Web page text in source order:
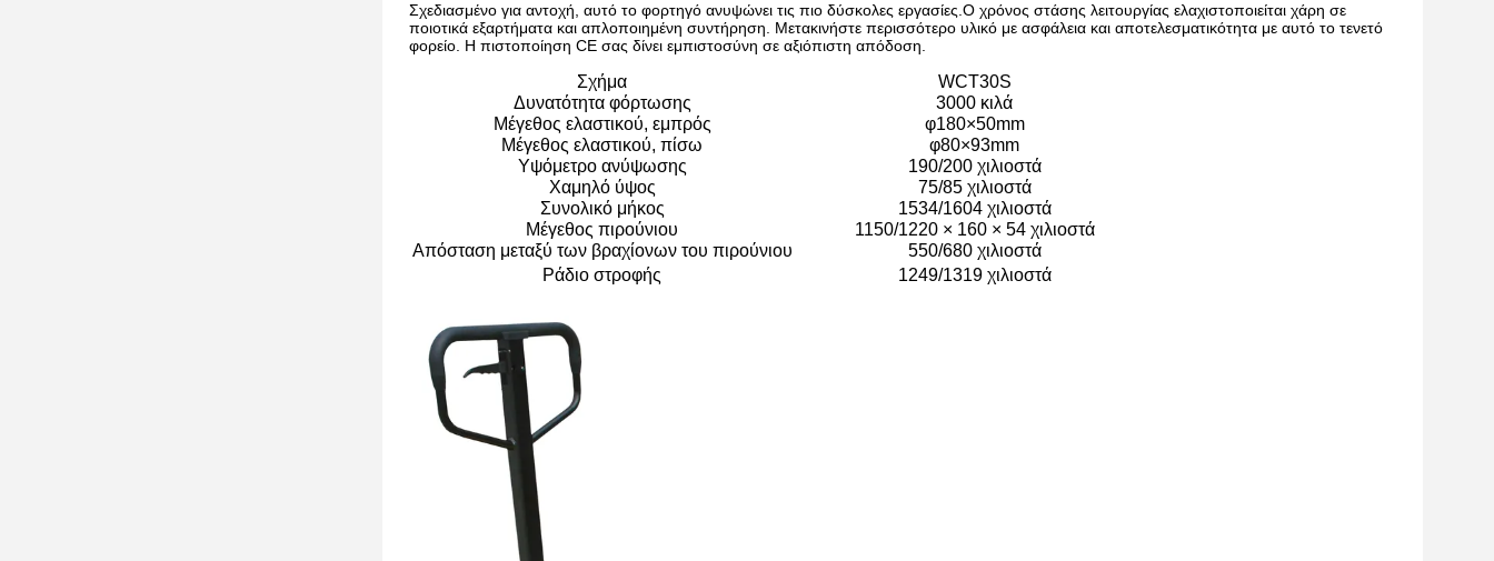
Σχεδιασμένο για αντοχή, αυτό το φορτηγό ανυψώνει τις πιο δύσκολες εργασίες.Ο χρόνος στάσης λειτουργίας ελαχιστοποιείται χάρη σε
ποιοτικά εξαρτήματα και απλοποιημένη συντήρηση. Μετακινήστε περισσότερο υλικό με ασφάλεια και αποτελεσματικότητα με αυτό το τενετό
φορείο. Η πιστοποίηση CE σας δίνει εμπιστοσύνη σε αξιόπιστη απόδοση.
Σχήμα
WCT30S
Δυνατότητα φόρτωσης
3000 κιλά
Μέγεθος ελαστικού, εμπρός
φ180×50mm
Μέγεθος ελαστικού, πίσω
φ80×93mm
Υψόμετρο ανύψωσης
190/200 χιλιοστά
Χαμηλό ύψος
75/85 χιλιοστά
Συνολικό μήκος
1534/1604 χιλιοστά
Μέγεθος πιρούνιου
1150/1220 × 160 × 54 χιλιοστά
Απόσταση μεταξύ των βραχίονων του πιρούνιου
550/680 χιλιοστά
Ράδιο στροφής
1249/1319 χιλιοστά